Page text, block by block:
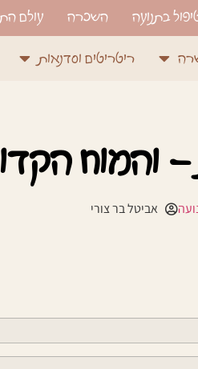
בתנועה השכרה עולם
ריטריטים וסדנאות
והמוח
אביטל בר צורי